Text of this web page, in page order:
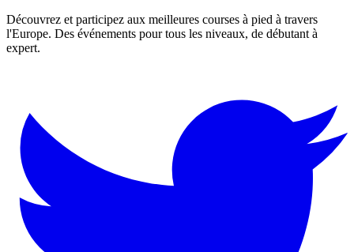
Découvrez et participez aux meilleures courses à pied à travers
l'Europe. Des événements pour tous les niveaux, de débutant à
expert.